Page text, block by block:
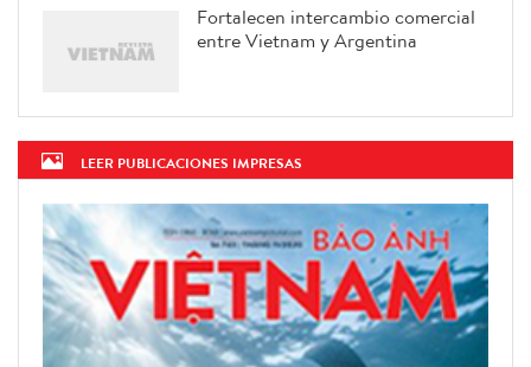
Fortalecen intercambio comercial
entre Vietnam y Argentina
LEER PUBLICACIONES IMPRESAS